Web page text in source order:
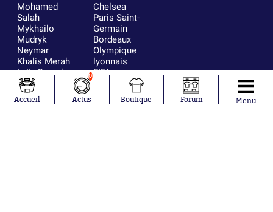
Mohamed
Salah
Mykhailo
Mudryk
Neymar
Khalis Merah
Loïs Openda
Moussa
Niakhaté
Nicolás
Chelsea
Paris Saint-
Germain
Bordeaux
Olympique
lyonnais
FIFA
Real Madrid
RC Strasbourg
AC Milan
Accueil
0
Actus Boutique Forum Menu